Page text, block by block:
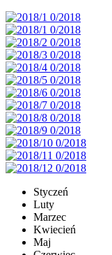
Styczeń
Luty
Marzec
Kwiecień
Maj